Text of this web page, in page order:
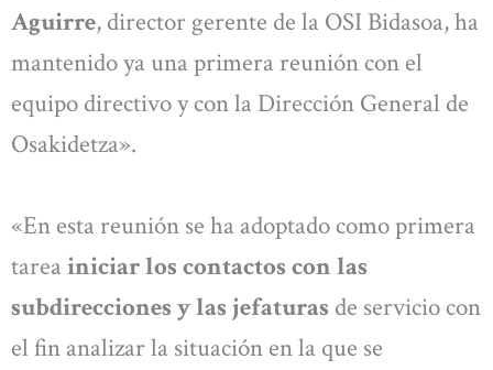
Aguirre, director gerente de la OSI Bidasoa, ha
mantenido ya una primera reunión con el
equipo directivo y con la Dirección General de
Osakidetza».
«En esta reunión se ha adoptado como primera
tarea iniciar los contactos con las
subdirecciones y las jefaturas de servicio con
el fin analizar la situación en la que se